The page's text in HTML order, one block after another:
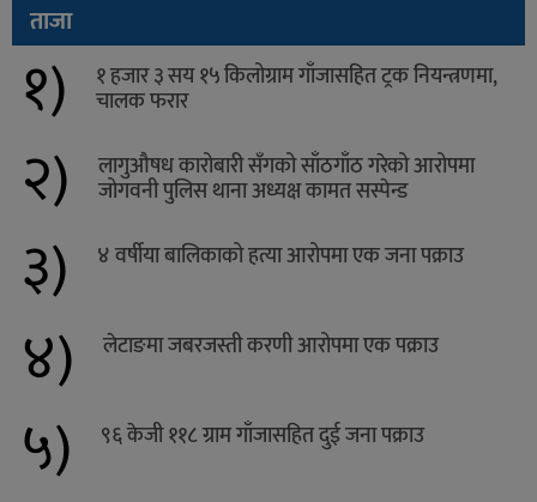
ताजा
१) १ हजार ३ सय १५ किलोग्राम गाँजासहित ट्रक नियन्त्रणमा,
चालक फरार
२) लागुऔषध कारोबारी सँगको साँठगाँठ गरेको आरोपमा
जोगवनी पुलिस थाना अध्यक्ष कामत सस्पेन्ड
३) ४ वर्षीया बालिकाको हत्या आरोपमा एक जना पक्राउ
४) लेटाङमा जबरजस्ती करणी आरोपमा एक पक्राउ
५) ९६ केजी ११८ ग्राम गाँजासहित दुई जना पक्राउ